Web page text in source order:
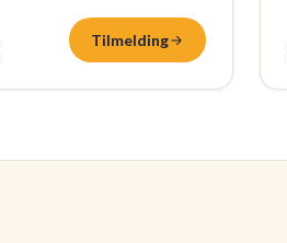
Tilmelding